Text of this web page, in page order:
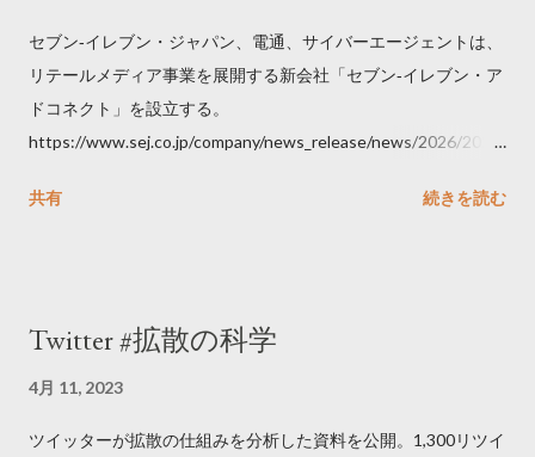
セブン‐イレブン・ジャパン、電通、サイバーエージェントは、
リテールメディア事業を展開する新会社「セブン‐イレブン・ア
ドコネクト」を設立する。
https://www.sej.co.jp/company/news_release/news/2026/2026
共有
続きを読む
Twitter #拡散の科学
4月 11, 2023
ツイッターが拡散の仕組みを分析した資料を公開。1,300リツイ